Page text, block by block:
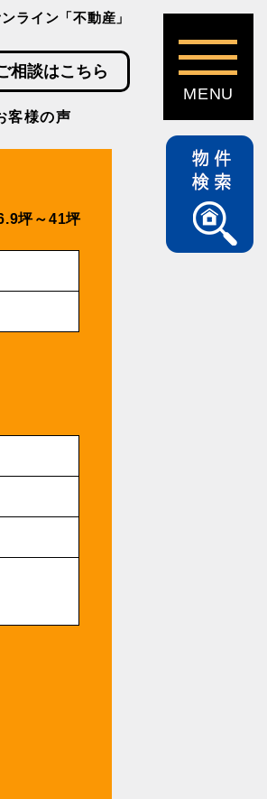
ライン「不動産」
相談はこちら
客様の声
坪～41坪